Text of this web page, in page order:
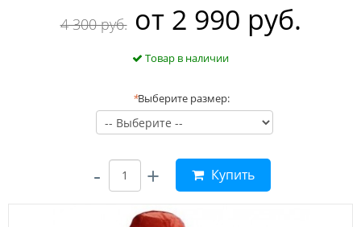
4 300 руб. oт2 990 руб.
Товар в наличии
*Выберите размер:
- + Купить